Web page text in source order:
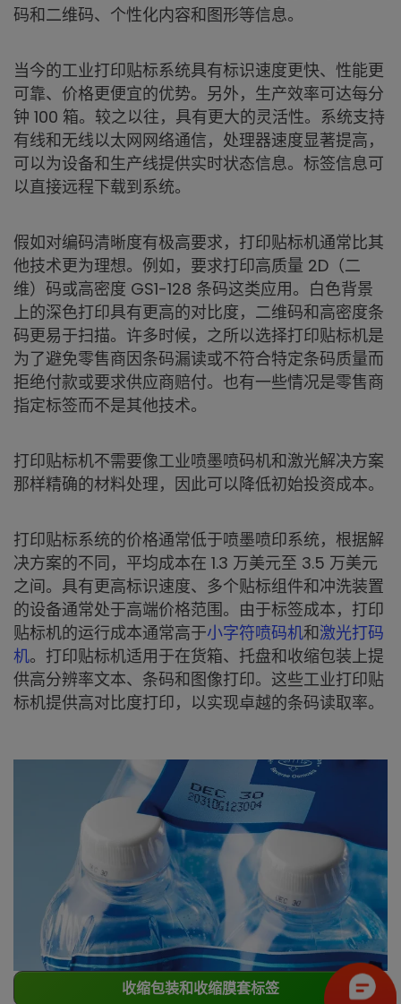
码和二维码、个性化内容和图形等信息。
当今的工业打印贴标系统具有标识速度更快、性能更
可靠、价格更便宜的优势。另外，生产效率可达每分
钟 100 箱。较之以往，具有更大的灵活性。系统支持
有线和无线以太网网络通信，处理器速度显著提高，
可以为设备和生产线提供实时状态信息。标签信息可
以直接远程下载到系统。
假如对编码清晰度有极高要求，打印贴标机通常比其
他技术更为理想。例如，要求打印高质量 2D（二
维）码或高密度 GS1-128 条码这类应用。白色背景
上的深色打印具有更高的对比度，二维码和高密度条
码更易于扫描。许多时候，之所以选择打印贴标机是
为了避免零售商因条码漏读或不符合特定条码质量而
拒绝付款或要求供应商赔付。也有一些情况是零售商
指定标签而不是其他技术。
打印贴标机不需要像工业喷墨喷码机和激光解决方案
那样精确的材料处理，因此可以降低初始投资成本。
打印贴标系统的价格通常低于喷墨喷印系统，根据解
决方案的不同，平均成本在 1.3 万美元至 3.5 万美元
之间。具有更高标识速度、多个贴标组件和冲洗装置
的设备通常处于高端价格范围。由于标签成本，打印
贴标机的运行成本通常高于小字符喷码机和激光打码
机。打印贴标机适用于在货箱、托盘和收缩包装上提
供高分辨率文本、条码和图像打印。这些工业打印贴
标机提供高对比度打印，以实现卓越的条码读取率。
收缩包装和收缩膜套标签